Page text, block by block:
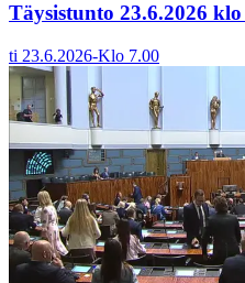
Täysistunto 23.6.2026 klo
ti 23.6.2026-Klo 7.00